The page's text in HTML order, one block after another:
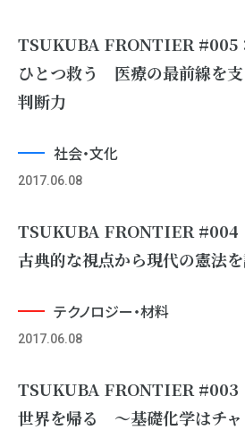
TSUKUBA FRONTIER #005
ひとつ救う 医療の最前線を支
判断力
社会・文化
2017.06.08
TSUKUBA FRONTIER #004
古典的な視点から現代の憲法を
テクノロジー・材料
2017.06.08
TSUKUBA FRONTIER #003
世界を帰る ～基礎化学はチャ